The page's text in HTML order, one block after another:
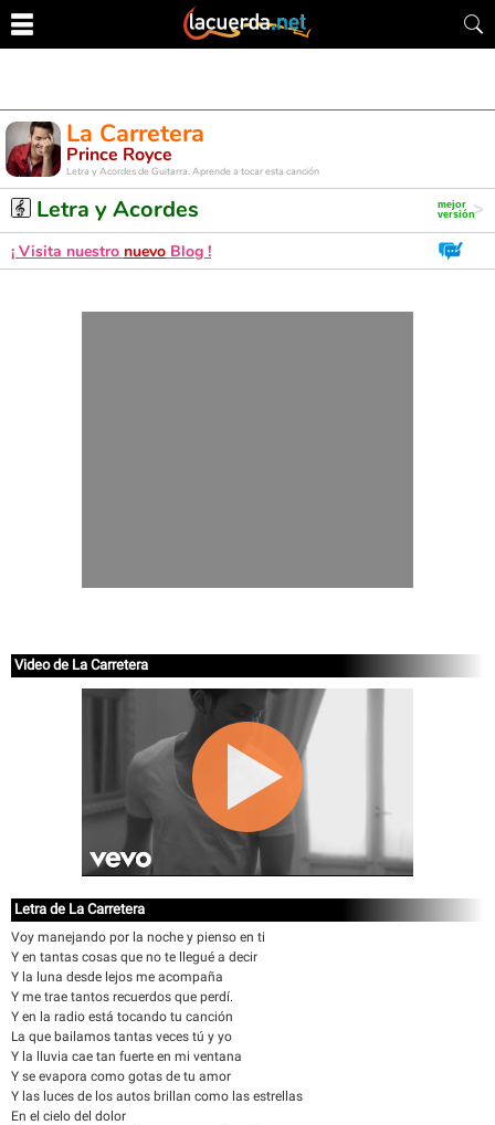
La Carretera
Prince Royce
Letra y Acordes de Guitarra. Aprende a tocar esta canción
Letra y Acordes
¡ Visita nuestro nuevo Blog !
Video de La Carretera
Letra de La Carretera
Voy manejando por la noche y pienso en ti
Y en tantas cosas que no te llegué a decir
Y la luna desde lejos me acompaña
Y me trae tantos recuerdos que perdí.
Y en la radio está tocando tu canción
La que bailamos tantas veces tú y yo
Y la lluvia cae tan fuerte en mi ventana
Y se evapora como gotas de tu amor
Y las luces de los autos brillan como las estrellas
En el cielo del dolor